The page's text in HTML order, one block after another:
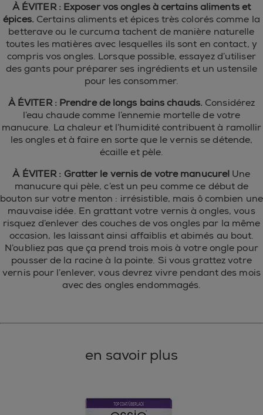
À ÉVITER : Exposer vos ongles à certains aliments et
épices. Certains aliments et épices très colorés comme la
betterave ou le curcuma tachent de manière naturelle
toutes les matières avec lesquelles ils sont en contact, y
compris vos ongles. Lorsque possible, essayez d’utiliser
des gants pour préparer ses ingrédients et un ustensile
pour les consommer.
À ÉVITER : Prendre de longs bains chauds. Considérez
l’eau chaude comme l’ennemie mortelle de votre
manucure. La chaleur et l’humidité contribuent à ramollir
les ongles et à faire en sorte que le vernis se détende,
écaille et pèle.
À ÉVITER : Gratter le vernis de votre manucure! Une
manucure qui pèle, c’est un peu comme ce début de
bouton sur votre menton : irrésistible, mais ô combien une
mauvaise idée. En grattant votre vernis à ongles, vous
risquez d’enlever des couches de vos ongles par la même
occasion, les laissant ainsi affaiblis et abimés au bout.
N’oubliez pas que ça prend trois mois à votre ongle pour
pousser de la racine à la pointe. Si vous grattez votre
vernis pour l’enlever, vous devrez vivre pendant des mois
avec des ongles endommagés.
en savoir plus